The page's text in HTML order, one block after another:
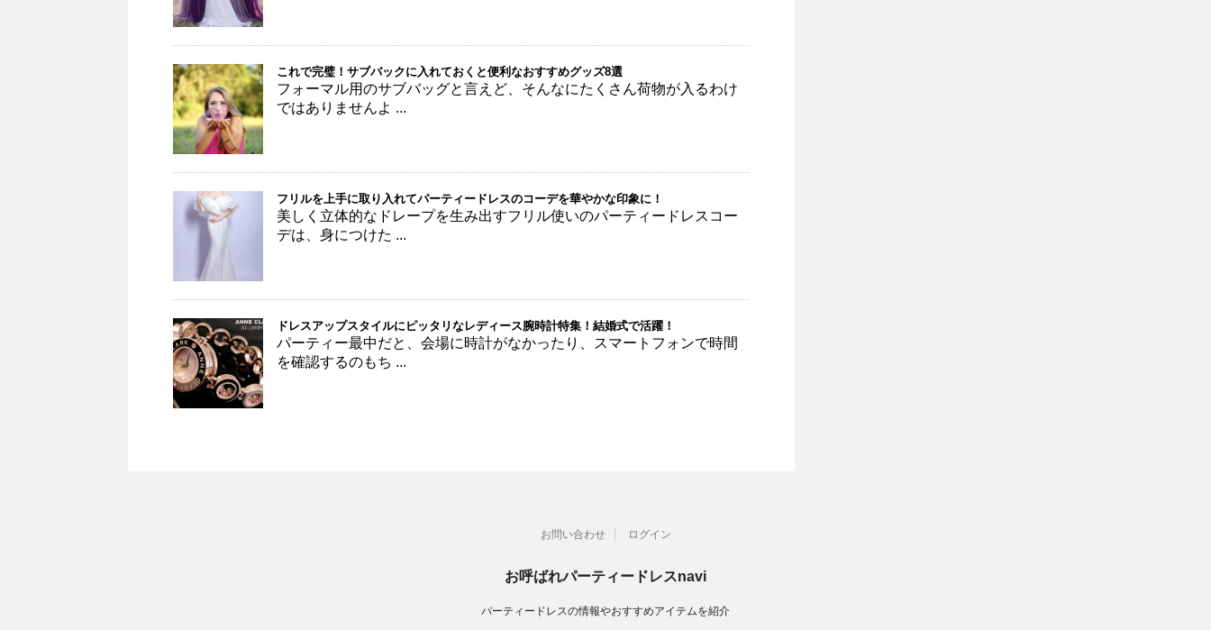
これで完璧！サブバックに入れておくと便利なおすすめグッズ8選
フォーマル用のサブバッグと言えど、そんなにたくさん荷物が入るわけ
ではありませんよ ...
フリルを上手に取り入れてパーティードレスのコーデを華やかな印象に！
美しく立体的なドレープを生み出すフリル使いのパーティードレスコー
デは、身につけた ...
ドレスアップスタイルにピッタリなレディース腕時計特集！結婚式で活躍！
パーティー最中だと、会場に時計がなかったり、スマートフォンで時間
を確認するのもち ...
お問い合わせ ログイン
お呼ばれパーティードレスnavi
パーティードレスの情報やおすすめアイテムを紹介